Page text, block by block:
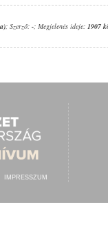
; Szerző: -; Megjelenés ideje: 1907
IMPRESSZUM